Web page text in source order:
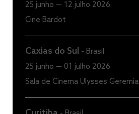
25 junho — 12 julho 2026
Cine Bardot
Caxias do Sul - Brasil
25 junho — 01 julho 2026
Sala de Cinema Ulysses Geremia